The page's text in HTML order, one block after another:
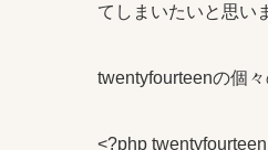
てしまいたいと思い
twentyfourteenの個
<?php